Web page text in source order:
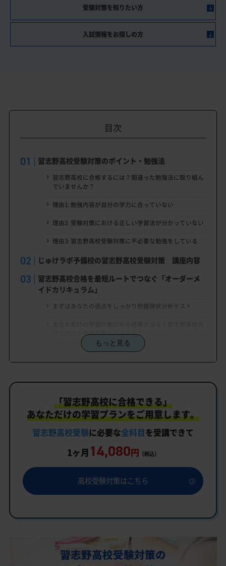
受験対策を知りたい方
入試情報をお探しの方
目次
習志野高校受験対策のポイント・勉強法
習志野高校に合格するには？間違った勉強法に取り組ん
でいませんか？
理由1: 勉強内容が自分の学力に合っていない
理由2: 受験対策における正しい学習法が分かっていない
理由3: 習志野高校受験対策に不必要な勉強をしている
じゅけラボ予備校の習志野高校受験対策 講座内容
習志野高校合格を最短ルートでつなぐ「オーダーメ
イドカリキュラム」
まずはあなたの弱点をしっかり把握現状分析テスト
格に向けた受験対策カリキュラム
学習効果をしっかり確認定着度テスト
メイドカリキュラム」だから成果が出る！
カリキュラムや料金についてお気軽にご相談くださ
い
習志野高校受験専門のオンライン家庭教師「いつで
もクイック指導」もご用意
習志野高校の特徴
行事
習志野高校合格に必要な内申点の目安
もっと見る
「習志野高校に合格できる」
あなただけの学習プランをご用意します。
習志野高校受験に必要な全科目を受講できて
1ヶ月 14,080円 （税込）
高校受験対策はこちら
習志野高校受験対策の